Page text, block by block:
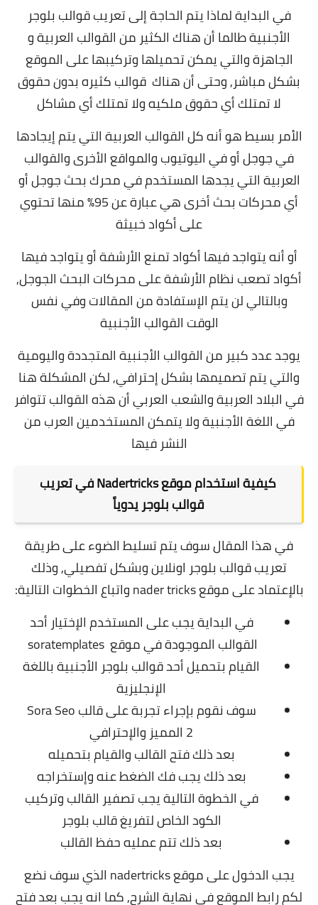
في البداية لماذا يتم الحاجة إلى تعريب قوالب بلوجر
الأجنبية طالما أن هناك الكثير من القوالب العربية و
الجاهزة والتي يمكن تحميلها وتركيبها على الموقع
بشكل مباشر, وحتى أن هناك قوالب كثيره بدون حقوق
لا تمتلك أي حقوق ملكيه ولا تمتلك أي مشاكل
الأمر بسيط هو أنه كل القوالب العربية التي يتم إيجادها
في جوجل أو في اليوتيوب والمواقع الأخرى والقوالب
العربية التي يجدها المستخدم في محرك بحث جوجل أو
أي محركات بحث أخرى هي عبارة عن 95% منها تحتوي
على أكواد خبيثة
أو أنه يتواجد فيها أكواد تمنع الأرشفة أو يتواجد فيها
أكواد تصعب نظام الأرشفة على محركات البحث الجوجل,
وبالتالي لن يتم الإستفادة من المقالات وفي نفس
الوقت القوالب الأجنبية
يوجد عدد كبير من القوالب الأجنبية المتجددة واليومية
والتي يتم تصميمها بشكل إحترافي, لكن المشكلة هنا
في البلاد العربية والشعب العربي أن هذه القوالب تتوافر
في اللغة الأجنبية ولا يتمكن المستخدمين العرب من
النشر فيها
كيفية استخدام موقع Nadertricks في تعريب
قوالب بلوجر يدوياً
في هذا المقال سوف يتم تسليط الضوء على طريقة
تعريب قوالب بلوجر اونلاين وبشكل تفصيلي, وذلك
بالإعتماد على موقع nader tricks واتباع الخطوات التالية:
في البداية يجب على المستخدم الإختيار أحد
القوالب الموجودة في موقع soratemplates
القيام بتحميل أحد قوالب بلوجر الأجنبية باللغة
الإنجليزية
سوف نقوم بإجراء تجربة على قالبSora Seo
2 المميز والإحترافي
بعد ذلك فتح القالب والقيام بتحميله
بعد ذلك يجب فك الضغط عنه وإستخراجه
في الخطوة التالية يجب تصفير القالب وتركيب
الكود الخاص لتفريغ قالب بلوجر
بعد ذلك تتم عمليه حفظ القالب
يجب الدخول على موقع nadertricks الذي سوف نضع
لكم رابط الموقع في نهاية الشرح,كما انه يجب بعد فتح